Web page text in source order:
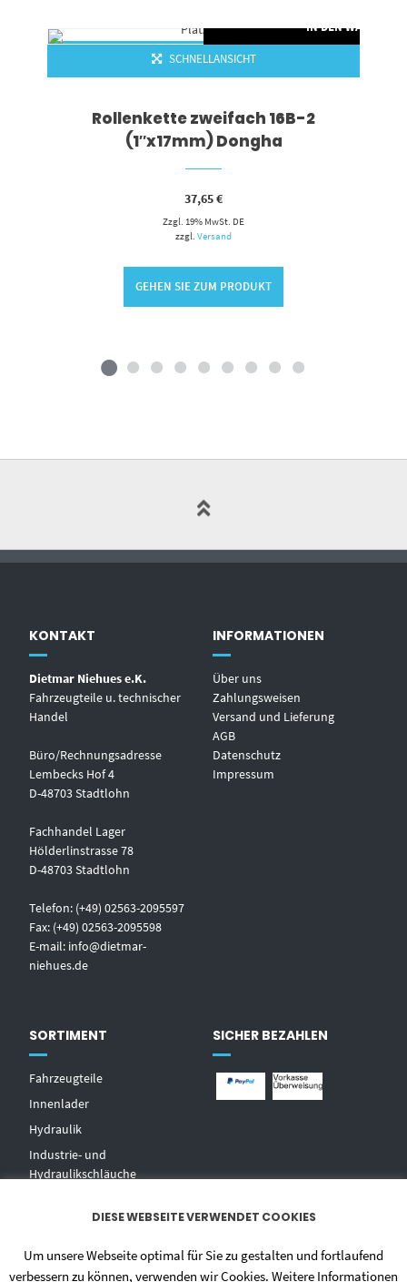
IN DEN
SCHNELLANSICHT
Rollenkette zweifach 16B-2
(1″x17mm) Dongha
37,65€
Zzgl. 19% MwSt. DE
zzgl.Versand
GEHEN SIE ZUM PRODUKT
KONTAKT
Dietmar Niehues e.K.
Fahrzeugteile u. technischer
Handel
Büro/Rechnungsadresse
Lembecks Hof 4
D-48703 Stadtlohn
Fachhandel Lager
Hölderlinstrasse 78
D-48703 Stadtlohn
Telefon: (+49) 02563-2095597
Fax: (+49) 02563-2095598
E-mail: info@dietmar-
niehues.de
INFORMATIONEN
Über uns
Zahlungsweisen
Versand und Lieferung
AGB
Datenschutz
Impressum
SORTIMENT
Fahrzeugteile
Innenlader
Hydraulik
Industrie- und
Hydraulikschläuche
Zentralschmierungen
Hochdruckwaschgeräte und
SICHER BEZAHLEN
DIESE WEBSEITE VERWENDET COOKIES
Um unsere Webseite optimal für Sie zu gestalten und fortlaufend
verbessern zu können, verwenden wir Cookies. Weitere Informationen